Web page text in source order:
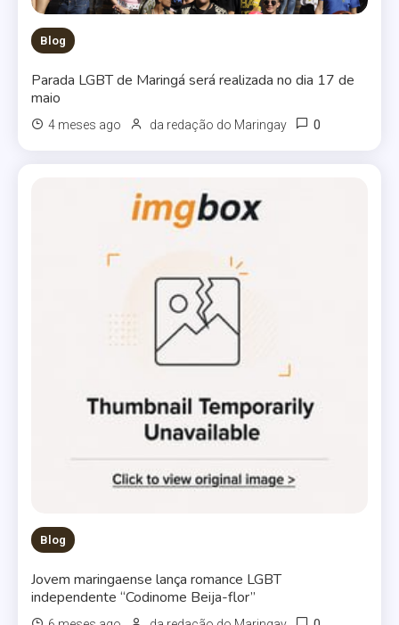
Blog
Parada LGBT de Maringá será realizada no dia 17 de
maio
4 meses ago da redação do Maringay 0
Blog
Jovem maringaense lança romance LGBT
independente “Codinome Beija-flor”